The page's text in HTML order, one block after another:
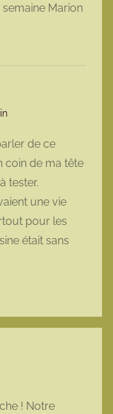
Marion
de ce
coin de ma tête
tester.
une vie
pour les
était sans
! Notre